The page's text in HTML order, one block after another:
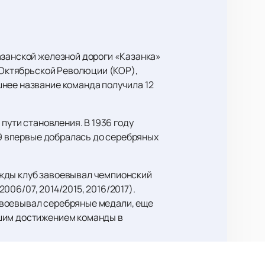
железной дороги «Казанка»
Революции (КОР),
название команда получила 12
становления. В 1936 году
впервые добралась до серебряных
клуб завоевывал чемпионский
07, 2014/2015, 2016/2017).
серебряные медали, еще
достижением команды в